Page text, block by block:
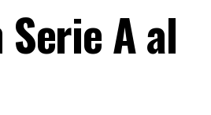
A al